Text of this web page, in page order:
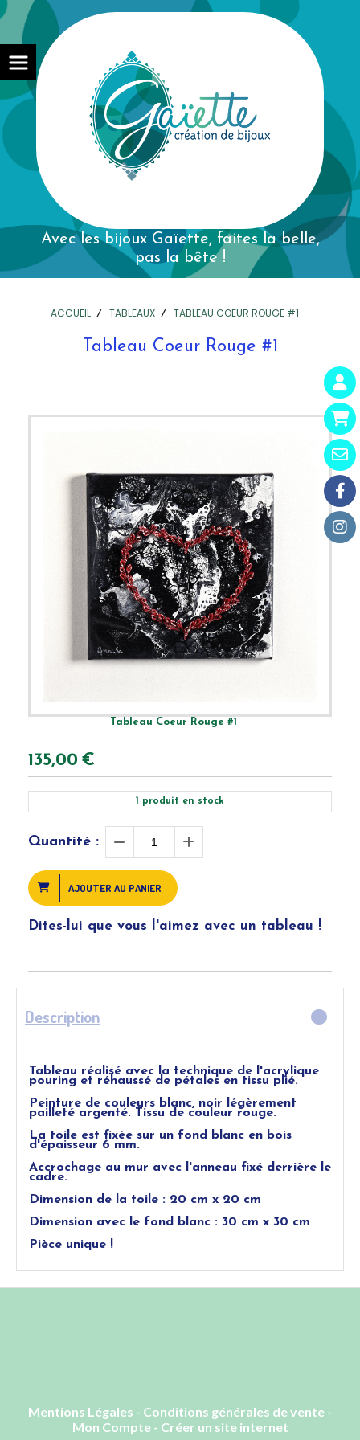
Avec les bijoux Gaïette, faites la belle,
pas la bête !
ACCUEIL TABLEAUX TABLEAU COEUR ROUGE #1
Tableau Coeur Rouge #1
Tableau Coeur Rouge #1
135,00 €
1 produit en stock
Quantité :
AJOUTER AU PANIER
Dites-lui que vous l'aimez avec un tableau !
Description
Tableau réalisé avec la technique de l'acrylique
pouring et réhaussé de pétales en tissu plié.
Peinture de couleurs blanc, noir légèrement
pailleté argenté. Tissu de couleur rouge.
La toile est fixée sur un fond blanc en bois
d'épaisseur 6 mm.
Accrochage au mur avec l'anneau fixé derrière le
cadre.
Dimension de la toile : 20 cm x 20 cm
Dimension avec le fond blanc : 30 cm x 30 cm
Pièce unique !
Mentions Légales
Conditions générales de vente
Mon Compte
Créer un site internet